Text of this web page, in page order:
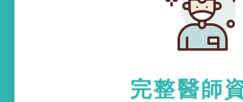
完整醫師